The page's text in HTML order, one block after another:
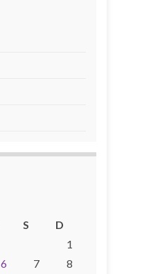
S
D
1
6 7 8